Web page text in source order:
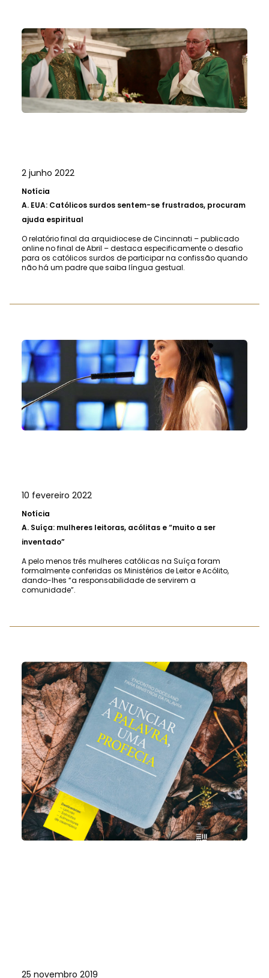
2 junho 2022
Notícia
A. EUA: Católicos surdos sentem-se frustrados, procuram
ajuda espiritual
O relatório final da arquidiocese de Cincinnati – publicado
online no final de Abril – destaca especificamente o desafio
para os católicos surdos de participar na confissão quando
não há um padre que saiba língua gestual.
10 fevereiro 2022
Notícia
A. Suíça: mulheres leitoras, acólitas e “muito a ser
inventado”
A pelo menos três mulheres católicas na Suíça foram
formalmente conferidas os Ministérios de Leitor e Acólito,
dando-lhes “a responsabilidade de servirem a
comunidade”.
25 novembro 2019